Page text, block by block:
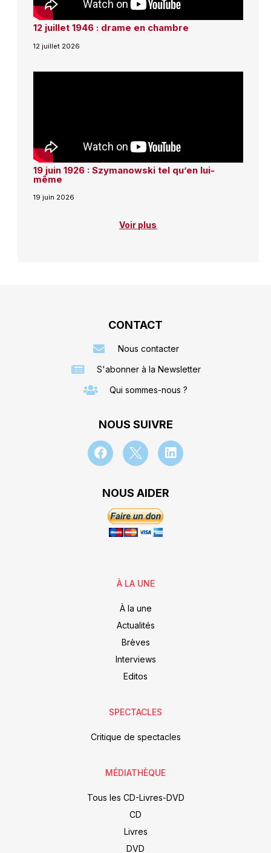
12 juillet 1946 : drame en chambre
12 juillet 2026
19 juin 1926 : Szymanowski tel qu’en lui-
même
19 juin 2026
Voir plus
CONTACT
Nous contacter
S'abonner à la Newsletter
Qui sommes-nous ?
NOUS SUIVRE
NOUS AIDER
À LA UNE
À la une
Actualités
Brèves
Interviews
Editos
SPECTACLES
Critique de spectacles
MÉDIATHÈQUE
Tous les CD-Livres-DVD
CD
Livres
DVD